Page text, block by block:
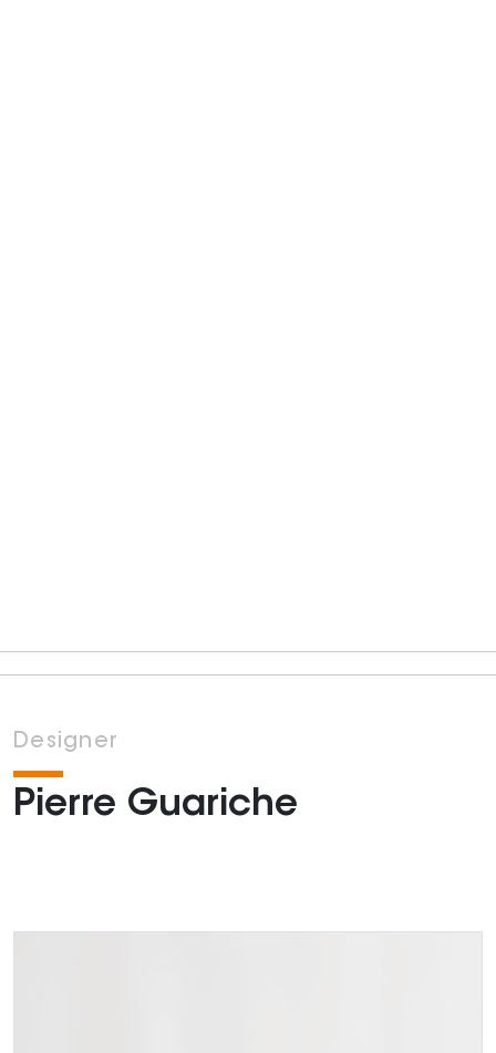
Designer
Pierre Guariche